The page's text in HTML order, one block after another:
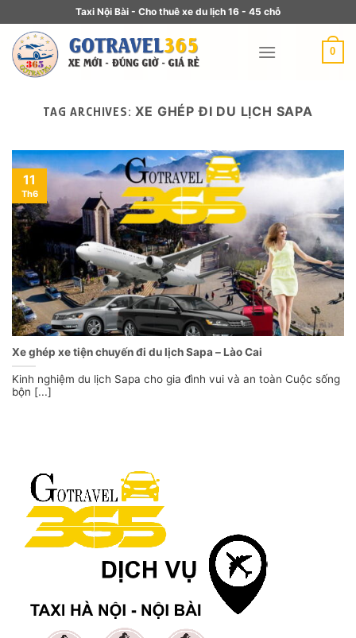
Taxi Nội Bài - Cho thuê xe du lịch 16 - 45 chỗ
0
TAG ARCHIVES:XE GHÉP ĐI DU LỊCH SAPA
Xe ghép xe tiện chuyến đi du lịch Sapa – Lào Cai
Kinh nghiệm du lịch Sapa cho gia đình vui và an toàn Cuộc sống
bộn [...]
11
Th6